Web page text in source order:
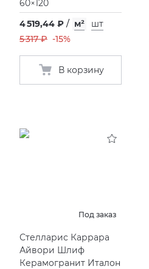
60×120
4 519,44 ₽ / м²
шт
5 317 ₽ -15%
В корзину
Под заказ
Стелларис Каррара
Айвори Шлиф
Керамогранит Италон